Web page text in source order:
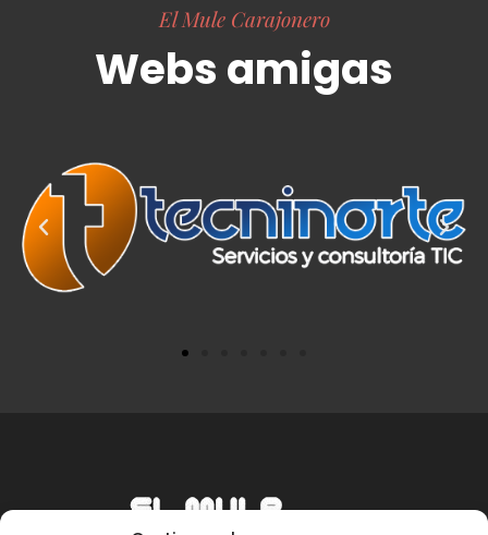
El Mule Carajonero
Webs amigas